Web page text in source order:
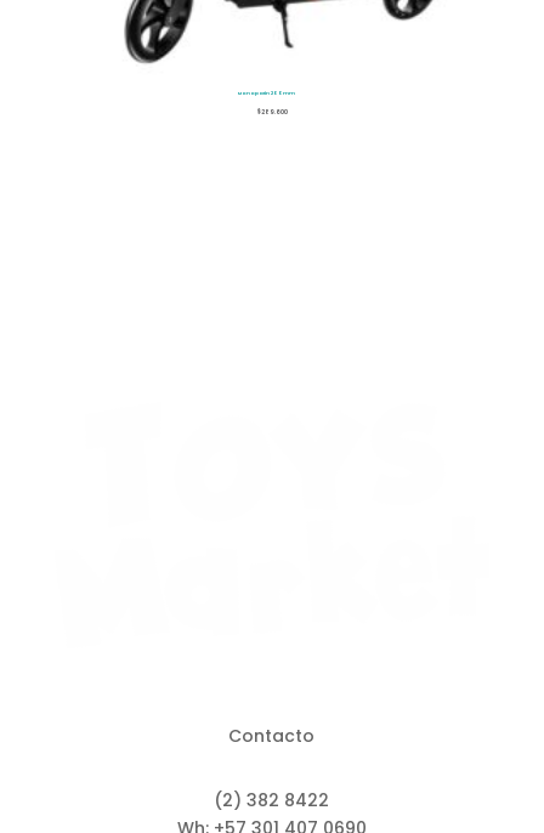
Monopatín 200mm
$289.600
Contacto
(2) 382 8422
Wh: +57 301 407 0690